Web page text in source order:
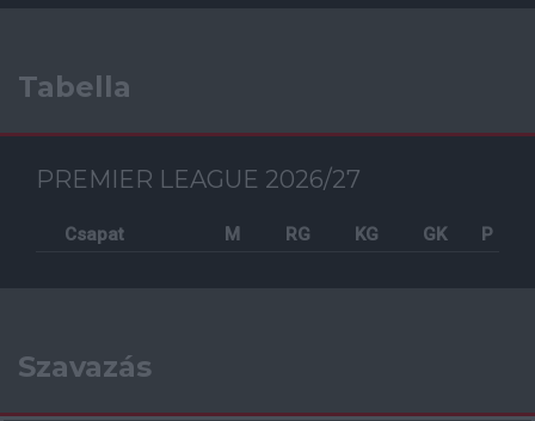
Tabella
PREMIER LEAGUE 2026/27
Csapat M RG KG GK P
Szavazás